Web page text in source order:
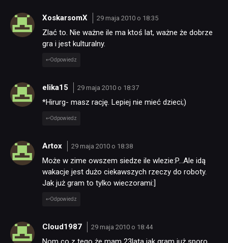
XoskarsomX 29 maja 2010 o 18:35
Zlać to. Nie ważne ile ma ktoś lat, ważne że dobrze
gra i jest kulturalny.
Odpowiedz
elika15 29 maja 2010 o 18:37
*Hirurg- masz rację. Lepiej nie mieć dzieci;)
Odpowiedz
Artox 29 maja 2010 o 18:38
Może w zime owszem siedze ile wlezie:P…Ale idą
wakacje jest dużo ciekawszych rzeczy do roboty.
Jak już gram to tylko wieczorami:]
Odpowiedz
Cloud1987 29 maja 2010 o 18:44